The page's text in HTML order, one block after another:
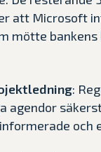
att Microsoft
mötte bankens
:
agendor
och